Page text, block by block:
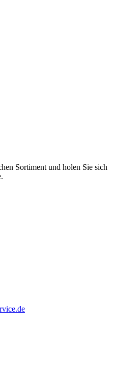
Sortiment und holen Sie sich